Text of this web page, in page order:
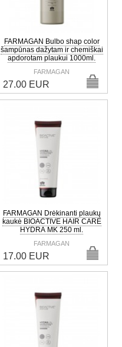
FARMAGAN Bulbo shap color
šampūnas dažytam ir chemiškai
apdorotam plaukui 1000ml.
FARMAGAN
27.00 EUR
FARMAGAN Drėkinanti plaukų
kaukė BIOACTIVE HAIR CARE
HYDRA MK 250 ml.
FARMAGAN
17.00 EUR